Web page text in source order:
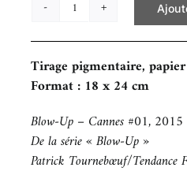
quantité
de
Patrick
Tournebœuf
Tirage pigmentaire,
Format : 18 x 24 cm
Blow-Up – Cannes #01, 2015
De la série « Blow-Up »
Patrick Tournebœuf/Tendance